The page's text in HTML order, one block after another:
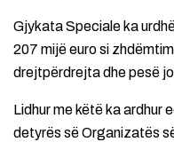
Gjykata Speciale ka
207 mijë euro si
drejtpërdrejta dhe pesë
Lidhur me këtë ka ardhur
detyrës së Organizatës